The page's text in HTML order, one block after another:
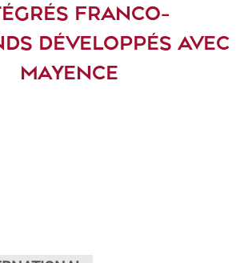
FRANCO-
DÉVELOPPÉS AVEC
MAYENCE